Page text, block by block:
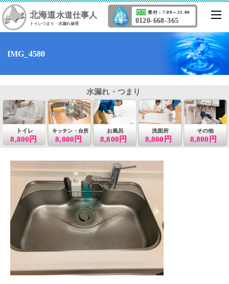
北海道水道仕事人
トイレつまり・水漏れ修理 0120-668-365
受付：7:00～21:00
IMG_4580
8,800円
トイレ
8,800円
キッチン・台所 お風呂
8,800円
洗面所
8,800円
その他
8,800円
水漏れ・つまり